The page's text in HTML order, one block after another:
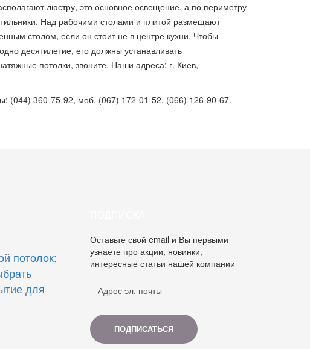
люстру, это основное освещение, а по периметру
Над рабочими столами и плитой размещают
столом, если он стоит не в центре кухни. Чтобы
десятилетие, его должны устанавливать
потолки, звоните. Наши адреса: г. Киев,
(044) 360-75-92, моб. (067) 172-01-52, (066) 126-90-67.
потолок:
для
Оставьте свой email и Вы первыми
узнаете про акции, новинки,
интересные статьи нашей компании